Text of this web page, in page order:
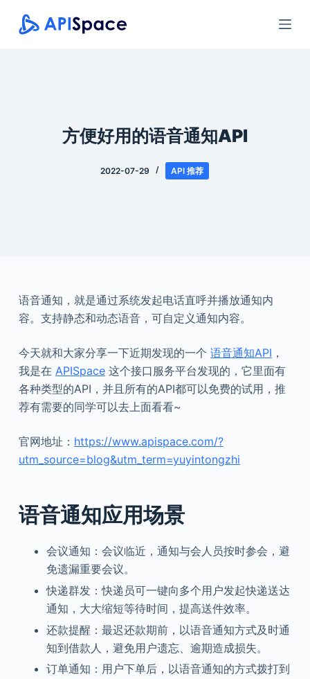
跳
过
方便好用的语音通知API
2022-07-29 API 推荐
语音通知，就是通过系统发起电话直呼并播放通知内
容。支持静态和动态语音，可自定义通知内容。
今天就和大家分享一下近期发现的一个 语音通知API ，
我是在 APISpace这个接口服务平台发现的，它里面有
各种类型的API，并且所有的API都可以免费的试用，推
荐有需要的同学可以去上面看看~
官网地址： https://www.apispace.com/?
utm_source=blog&utm_term=yuyintongzhi
语音通知应用场景
会议通知：会议临近，通知与会人员按时参会，避
免遗漏重要会议。
快递群发：快递员可一键向多个用户发起快递送达
通知，大大缩短等待时间，提高送件效率。
还款提醒：最迟还款期前，以语音通知方式及时通
知到借款人，避免用户遗忘、逾期造成损失。
订单通知：用户下单后，以语音通知的方式拨打到